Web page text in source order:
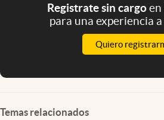
Registrate sin cargo
para una experiencia
Quiero
Temas relacionados